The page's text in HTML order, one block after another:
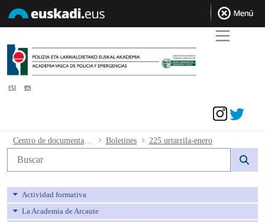
eu
es
225 urtarrila-enero - avpe
Boletines 225 urtarrila-enero
Búsqueda web
Actividad formativa
La Academia de Arcaute